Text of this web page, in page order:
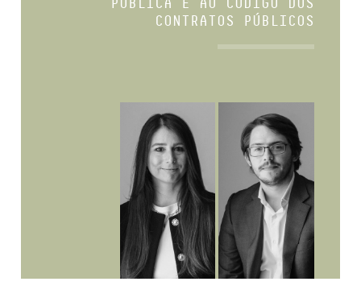
CONTRATOS PÚBLICOS